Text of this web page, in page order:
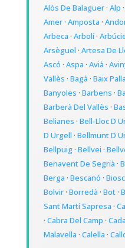
Alòs De Balaguer· Alp ·
Amer· Amposta ·
Arbeca · Arbolí·
Arsèguel · Artesa De
Ascó · Aspa · Avià ·
Vallès · Bagà · Baix
Banyoles · Barbens ·
Barberà Del Vallès ·
Belianes · Bell-Lloc D
D Urgell · Bellmunt D
Bellpuig· Bellvei ·
Benavent De Segrià ·
Berga · Bescanó ·
Bolvir· Borredà · Bot·
Sant Martí Sapresa ·
· Cabra Del Camp ·
Malavella · Calella ·